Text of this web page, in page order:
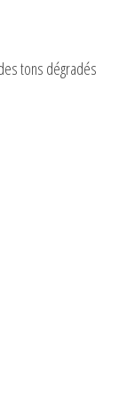
tons dégradés